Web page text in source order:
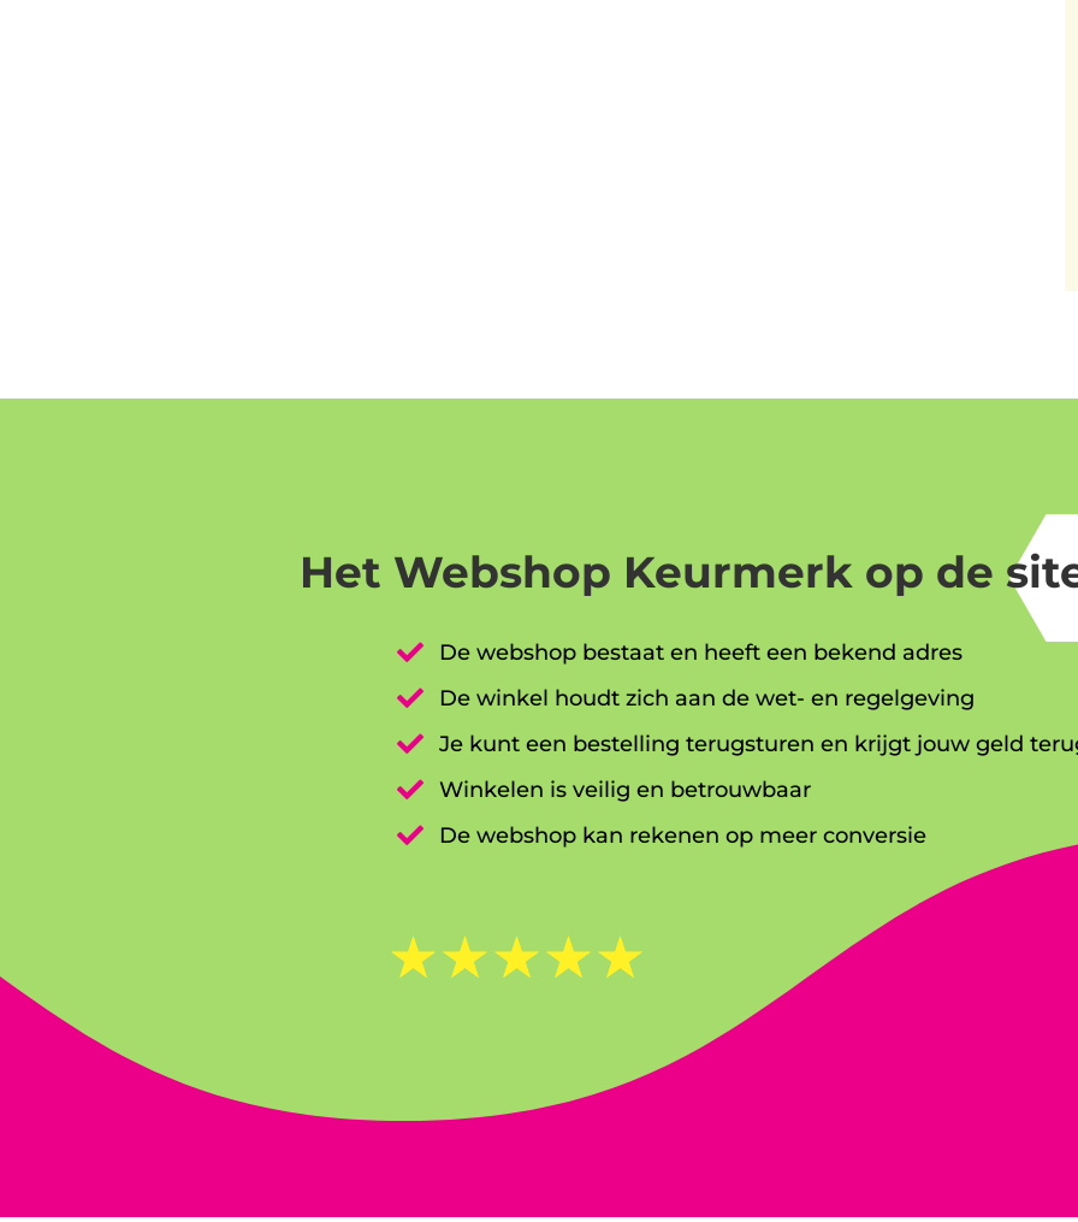
Het Webshop Keurmerk op de

De webshop bestaat en heeft een bekend adres

De winkel houdt zich aan de wet- en regelgeving
 Je kunt een bestelling terugsturen en krijgt jouw geld
 Winkelen is veilig en betrouwbaar

De webshop kan rekenen op meer conversie
☆☆☆☆☆